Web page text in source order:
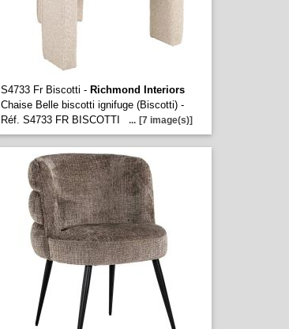
S4733 Fr Biscotti - Richmond Interiors
Chaise Belle biscotti ignifuge (Biscotti) -
Réf. S4733 FR BISCOTTI
... [7 image(s)]